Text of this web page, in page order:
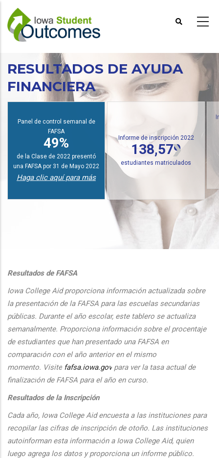
Pasar
contenido
principal
RESULTADOS DE AYUDA
FINANCIERA
Panel de control semanal de
FAFSA
49%
de la Clase de 2022 presentó
una FAFSA por 31 de Mayo 2022
Haga clic aquí para más
Informe de inscripción 2022
138,579
estudiantes matriculados
Resultados de FAFSA
Iowa College Aid proporciona información actualizada sobre
la presentación de la FAFSA para las escuelas secundarias
públicas. Durante el año escolar, este tablero se actualiza
semanalmente. Proporciona información sobre el procentaje
de estudiantes que han presentado una FAFSA en
comparación con el año anterior en el mismo
momento. Visite fafsa.iowa.gov para ver la tasa actual de
finalización de FAFSA para el año en curso.
Resultados de la Inscripción
Cada año, Iowa College Aid encuesta a las instituciones para
recopilar las cifras de inscripción de otoño. Las instituciones
autoinforman esta información a Iowa College Aid, quien
luego agrega los datos y proporciona un informe público.